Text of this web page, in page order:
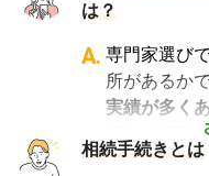
は？
A. 専門家選び
所があるか
実績が多く
例えば行政
法人設立や
相続手続きとは